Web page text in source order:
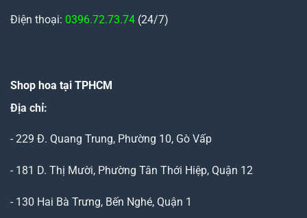
Điện thoại: 0396.72.73.74 (24/7)
Shop hoa tại TPHCM
Địa chỉ:
- 229 Đ. Quang Trung, Phường 10, Gò Vấp
- 181 D. Thị Mười, Phường Tân Thới Hiệp, Quận 12
- 130 Hai Bà Trưng, Bến Nghé, Quận 1